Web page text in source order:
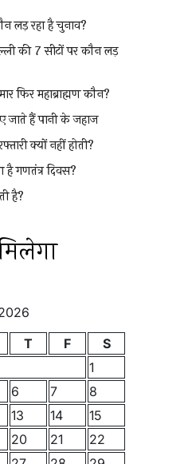
लड़ रहा है चुनाव?
की 7 सीटों पर कौन लड़
फिर महाब्राह्मण कौन?
जाते हैं पानी के जहाज
क्यों नहीं होती?
है गणतंत्र दिवस?
है?
T F
S
1
6 7
8
13 14
15
20 21
22